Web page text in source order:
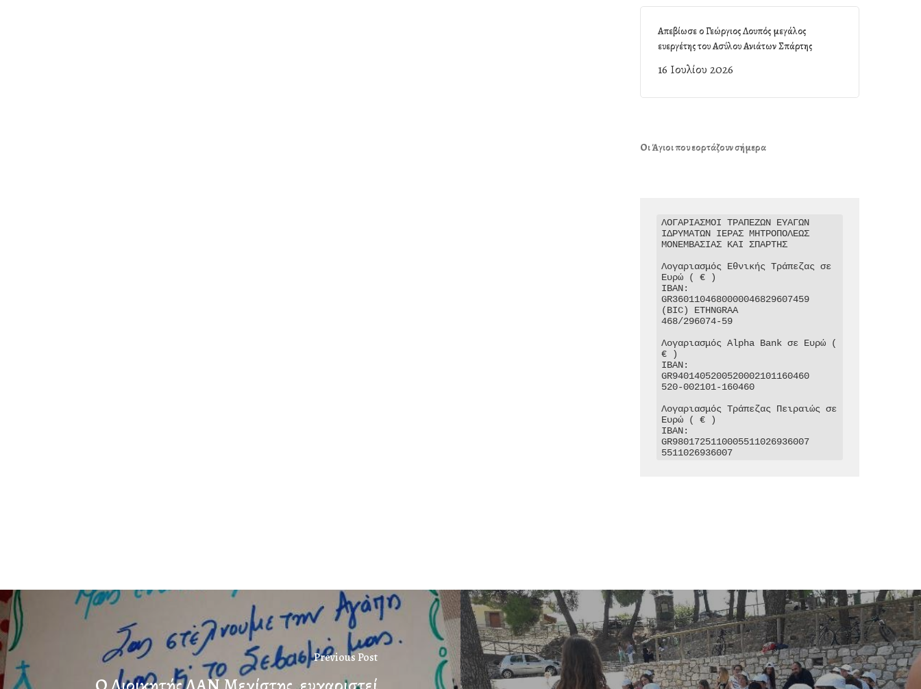
Απεβίωσε ο Γεώργιος Λουπός μεγάλος
ευεργέτης του Ασύλου Ανιάτων Σπάρτης
16 Ιουλίου 2026
Οι Άγιοι που εορτάζουν σήμερα
ΛΟΓΑΡΙΑΣΜΟΙ ΤΡΑΠΕΖΩΝ ΕΥΑΓΩΝ
ΙΔΡΥΜΑΤΩΝ ΙΕΡΑΣ ΜΗΤΡΟΠΟΛΕΩΣ
ΜΟΝΕΜΒΑΣΙΑΣ ΚΑΙ ΣΠΑΡΤΗΣ
Λογαριασμός Εθνικής Τράπεζας σε
Ευρώ ( € )
IBAN:
GR3601104680000046829607459
(BIC) ETHNGRAA
468/296074-59
Λογαριασμός Alpha Bank σε Ευρώ (
€ )
IBAN:
GR9401405200520002101160460
520-002101-160460
Λογαριασμός Τράπεζας Πειραιώς σε
Ευρώ ( € )
IBAN:
GR9801725110005511026936007
5511026936007
Previous Post